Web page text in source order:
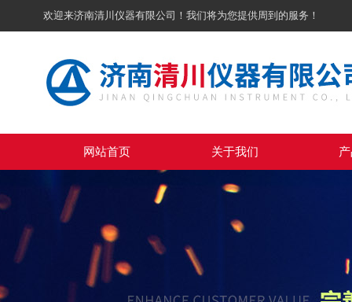
欢迎来济南清川仪器有限公司！我们将为您提供周到的服务！
网站首页 关于我们